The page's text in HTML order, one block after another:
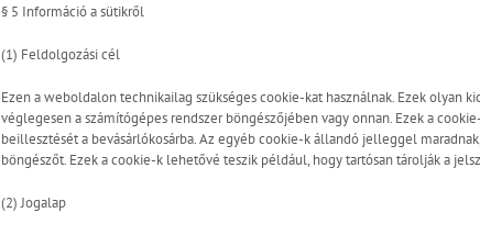
§ 5 Információ a sütikről
(1) Feldolgozási cél
Ezen a weboldalon technikailag szükséges cookie-kat használnak. Ezek olyan
véglegesen a számítógépes rendszer böngészőjében vagy onnan. Ezek a
beillesztését a bevásárlókosárba. Az egyéb cookie-k állandó jelleggel
böngészőt. Ezek a cookie-k lehetővé teszik például, hogy tartósan tárolják a
(2) Jogalap